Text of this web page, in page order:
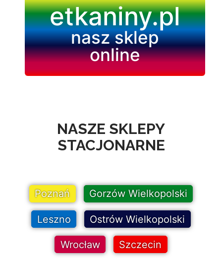
etkaniny.pl
nasz sklep
online
NASZE SKLEPY
STACJONARNE
Poznań Gorzów Wielkopolski
Leszno Ostrów Wielkopolski
Wrocław Szczecin